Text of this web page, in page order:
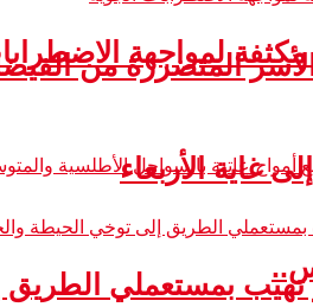
المتضررة من
لمواجهة
غاية الأربعاء
تهيب بمستعملي